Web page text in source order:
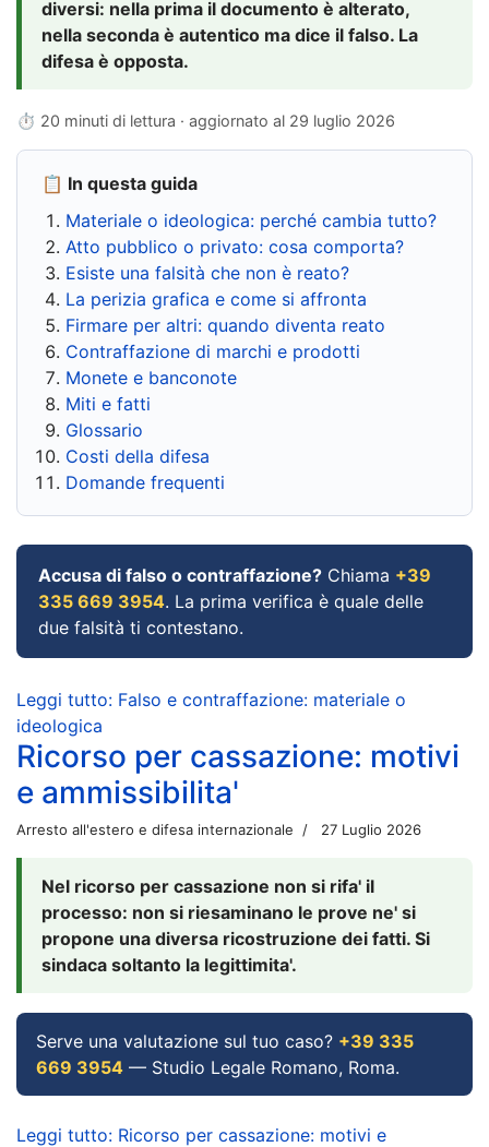
diversi: nella prima il documento è alterato,
nella seconda è autentico ma dice il falso. La
difesa è opposta.
⏱ 20 minuti di lettura · aggiornato al 29 luglio 2026
📋 In questa guida
Materiale o ideologica: perché cambia tutto?
Atto pubblico o privato: cosa comporta?
Esiste una falsità che non è reato?
La perizia grafica e come si affronta
Firmare per altri: quando diventa reato
Contraffazione di marchi e prodotti
Monete e banconote
Miti e fatti
Glossario
Costi della difesa
Domande frequenti
Accusa di falso o contraffazione? Chiama +39
335 669 3954. La prima verifica è quale delle
due falsità ti contestano.
Leggi tutto: Falso e contraffazione: materiale o
ideologica
Ricorso per cassazione: motivi
e ammissibilita'
Arresto all'estero e difesa internazionale 27 Luglio 2026
Nel ricorso per cassazione non si rifa' il
processo: non si riesaminano le prove ne' si
propone una diversa ricostruzione dei fatti. Si
sindaca soltanto la legittimita'.
Serve una valutazione sul tuo caso? +39 335
669 3954 — Studio Legale Romano, Roma.
Leggi tutto: Ricorso per cassazione: motivi e